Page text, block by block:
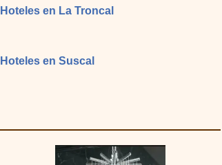
Hoteles en La Troncal
Hoteles en Suscal